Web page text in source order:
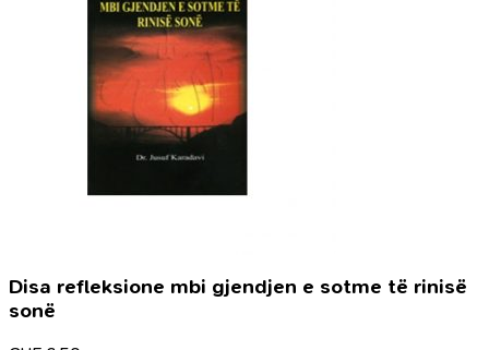
Disa refleksione mbi gjendjen e sotme të rinisë
sonë